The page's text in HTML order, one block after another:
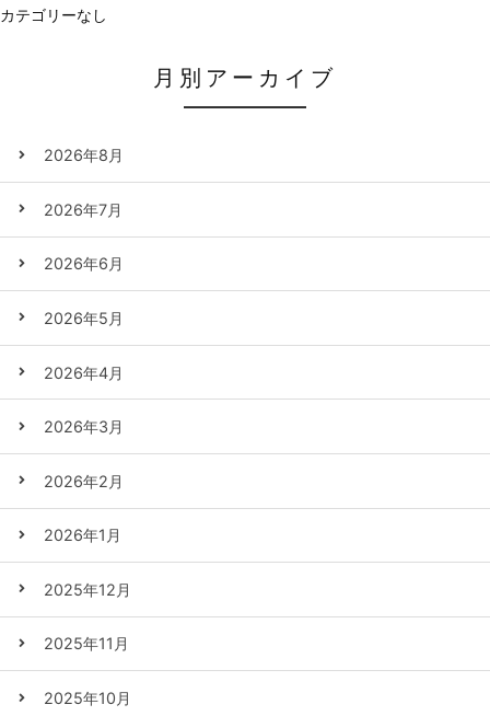
カテゴリーなし
月別アーカイブ
2026年8月
2026年7月
2026年6月
2026年5月
2026年4月
2026年3月
2026年2月
2026年1月
2025年12月
2025年11月
2025年10月